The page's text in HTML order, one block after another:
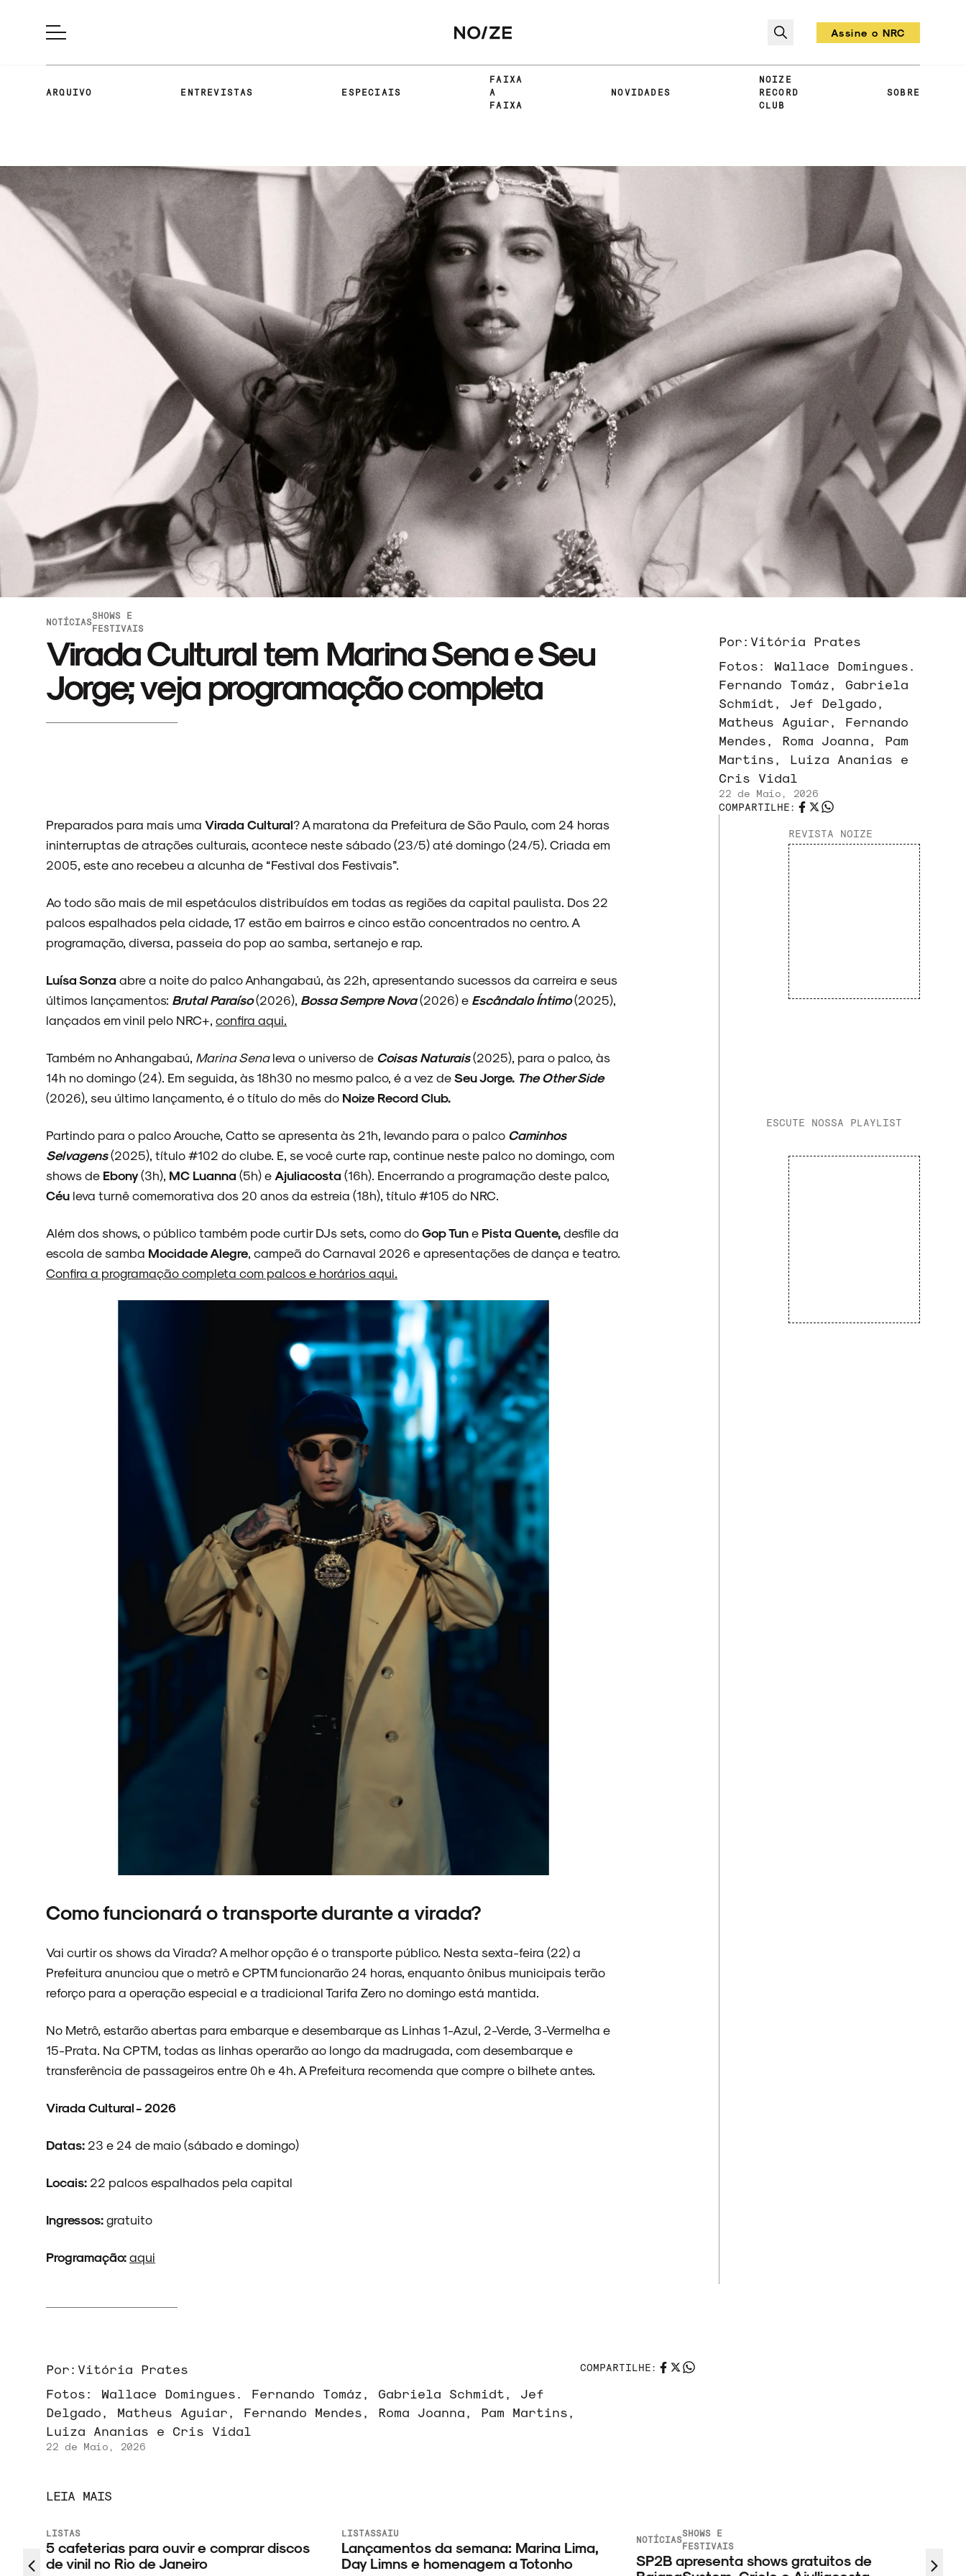
Assine o NRC
ARQUIVO ENTREVISTAS ESPECIAIS
FAIXA
A
FAIXA
NOVIDADES
NOIZE
RECORD
CLUB
SOBRE
NOTÍCIAS
SHOWS E
FESTIVAIS
Virada Cultural tem Marina Sena e Seu
Jorge; veja programação completa
Por: Vitória Prates
Fotos: Wallace Domingues.
Fernando Tomáz, Gabriela
Schmidt, Jef Delgado,
Matheus Aguiar, Fernando
Mendes, Roma Joanna, Pam
Martins, Luiza Ananias e
Cris Vidal
22 de Maio, 2026
COMPARTILHE:
Preparados para mais uma Virada Cultural? A maratona da Prefeitura de São Paulo, com 24 horas
ininterruptas de atrações culturais, acontece neste sábado (23/5) até domingo (24/5). Criada em
2005, este ano recebeu a alcunha de “Festival dos Festivais”.
Ao todo são mais de mil espetáculos distribuídos em todas as regiões da capital paulista. Dos 22
palcos espalhados pela cidade, 17 estão em bairros e cinco estão concentrados no centro. A
programação, diversa, passeia do pop ao samba, sertanejo e rap.
Luísa Sonza abre a noite do palco Anhangabaú, às 22h, apresentando sucessos da carreira e seus
últimos lançamentos: Brutal Paraíso(2026), Bossa Sempre Nova(2026) e Escândalo Íntimo(2025),
lançados em vinil pelo NRC+, confira aqui.
Também no Anhangabaú, Marina Senaleva o universo de Coisas Naturais(2025), para o palco, às
14h no domingo (24). Em seguida, às 18h30 no mesmo palco, é a vez deSeu Jorge. The Other Side
(2026), seu último lançamento, é o título do mês do Noize Record Club.
Partindo para o palco Arouche, Catto se apresenta às 21h, levando para o palco Caminhos
Selvagens(2025), título #102 do clube. E, se você curte rap, continue neste palco no domingo, com
shows de Ebony(3h), MC Luanna (5h) e Ajuliacosta (16h). Encerrando a programação deste palco,
Céu leva turnê comemorativa dos 20 anos da estreia (18h), título #105 do NRC.
Além dos shows, o público também pode curtir DJs sets, como doGop Tune Pista Quente,desfile da
escola de samba Mocidade Alegre , campeã do Carnaval 2026 e apresentações de dança e teatro.
Confira a programação completa com palcos e horários aqui.
Como funcionará o transporte durante a virada?
Vai curtir os shows da Virada? A melhor opção é o transporte público. Nesta sexta-feira (22) a
Prefeitura anunciou que o metrô e CPTM funcionarão 24 horas, enquanto ônibus municipais terão
reforço para a operação especial e a tradicional Tarifa Zero no domingo está mantida.
No Metrô, estarão abertas para embarque e desembarque as Linhas 1-Azul, 2-Verde, 3-Vermelha e
15-Prata. Na CPTM, todas as linhas operarão ao longo da madrugada, com desembarque e
transferência de passageiros entre 0h e 4h. A Prefeitura recomenda que compre o bilhete antes.
Virada Cultural - 2026
Datas: 23 e 24 de maio (sábado e domingo)
Locais: 22 palcos espalhados pela capital
Ingressos:gratuito
Programação:aqui
REVISTA NOIZE
ESCUTE NOSSA PLAYLIST
Por: Vitória Prates
Fotos: Wallace Domingues. Fernando Tomáz, Gabriela Schmidt, Jef
Delgado, Matheus Aguiar, Fernando Mendes, Roma Joanna, Pam Martins,
Luiza Ananias e Cris Vidal
22 de Maio, 2026
COMPARTILHE:
LEIA MAIS
NOTÍCIAS
SHOWS E
FESTIVAIS
SP2B apresenta shows gratuitos de
LISTAS
5 cafeterias para ouvir e comprar discos
de vinil no Rio de Janeiro
LISTASSAIU
Lançamentos da semana: Marina Lima,
Day Limns e homenagem a Totonho